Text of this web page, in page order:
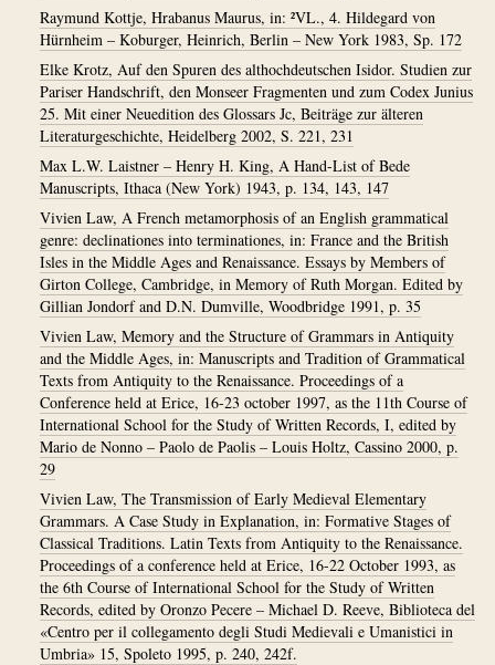
Raymund Kottje, Hrabanus Maurus, in: ²VL., 4. Hildegard von
Hürnheim – Koburger, Heinrich, Berlin – New York 1983, Sp. 172
Elke Krotz, Auf den Spuren des althochdeutschen Isidor. Studien zur
Pariser Handschrift, den Monseer Fragmenten und zum Codex Junius
25. Mit einer Neuedition des Glossars Jc, Beiträge zur älteren
Literaturgeschichte, Heidelberg 2002, S. 221, 231
Max L.W. Laistner – Henry H. King, A Hand-List of Bede
Manuscripts, Ithaca (New York) 1943, p. 134, 143, 147
Vivien Law, A French metamorphosis of an English grammatical
genre: declinationes into terminationes, in: France and the British
Isles in the Middle Ages and Renaissance. Essays by Members of
Girton College, Cambridge, in Memory of Ruth Morgan. Edited by
Gillian Jondorf and D.N. Dumville, Woodbridge 1991, p. 35
Vivien Law, Memory and the Structure of Grammars in Antiquity
and the Middle Ages, in: Manuscripts and Tradition of Grammatical
Texts from Antiquity to the Renaissance. Proceedings of a
Conference held at Erice, 16-23 october 1997, as the 11th Course of
International School for the Study of Written Records, I, edited by
Mario de Nonno – Paolo de Paolis – Louis Holtz, Cassino 2000, p.
29
Vivien Law, The Transmission of Early Medieval Elementary
Grammars. A Case Study in Explanation, in: Formative Stages of
Classical Traditions. Latin Texts from Antiquity to the Renaissance.
Proceedings of a conference held at Erice, 16-22 October 1993, as
the 6th Course of International School for the Study of Written
Records, edited by Oronzo Pecere – Michael D. Reeve, Biblioteca del
«Centro per il collegamento degli Studi Medievali e Umanistici in
Umbria» 15, Spoleto 1995, p. 240, 242f.